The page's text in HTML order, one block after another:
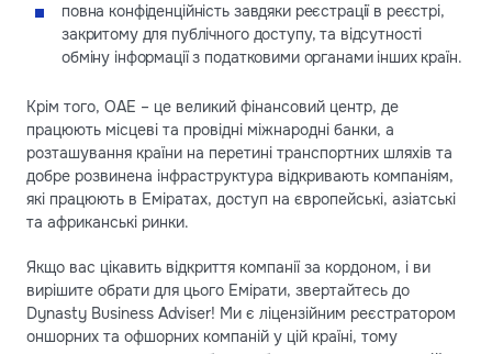
повна конфіденційність завдяки реєстрації в реєстрі,
закритому для публічного доступу, та відсутності
обміну інформації з податковими органами інших країн.
Крім того, ОАЕ – це великий фінансовий центр, де
працюють місцеві та провідні міжнародні банки, а
розташування країни на перетині транспортних шляхів та
добре розвинена інфраструктура відкривають компаніям,
які працюють в Еміратах, доступ на європейські, азіатські
та африканські ринки.
Якщо вас цікавить відкриття компанії за кордоном, і ви
вирішите обрати для цього Емірати, звертайтесь до
Dynasty Business Adviser! Ми є ліцензійним реєстратором
оншорних та офшорних компаній у цій країні, тому